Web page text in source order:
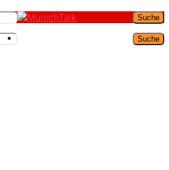
Suche
Suche